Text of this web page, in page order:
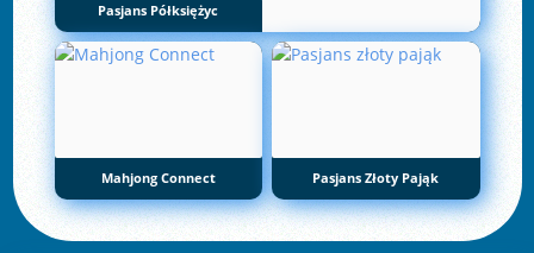
Pasjans Półksiężyc
Mahjong Connect Pasjans Złoty Pająk